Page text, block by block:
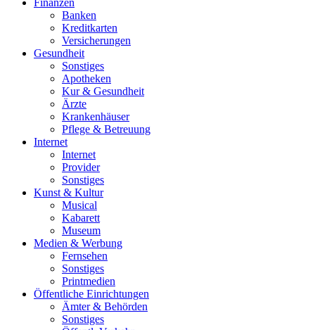
Finanzen
Banken
Kreditkarten
Versicherungen
Gesundheit
Sonstiges
Apotheken
Kur & Gesundheit
Ärzte
Krankenhäuser
Pflege & Betreuung
Internet
Internet
Provider
Sonstiges
Kunst & Kultur
Musical
Kabarett
Museum
Medien & Werbung
Fernsehen
Sonstiges
Printmedien
Öffentliche Einrichtungen
Ämter & Behörden
Sonstiges